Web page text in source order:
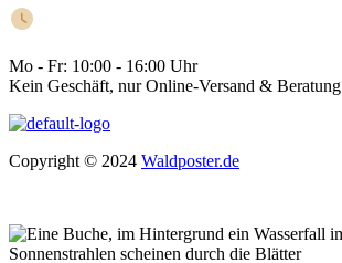
Mo - Fr: 10:00 - 16:00 Uhr
Kein Geschäft, nur Online-Versand & Beratung
Copyright © 2024 Waldposter.de